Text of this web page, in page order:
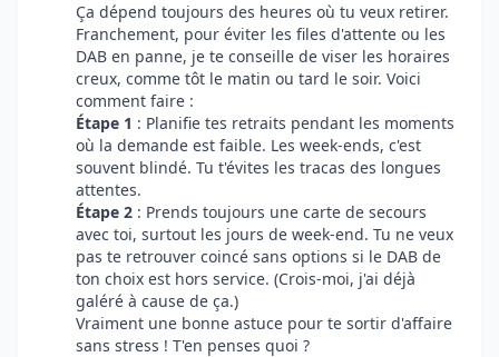
Ça dépend toujours des heures où tu veux retirer.
Franchement, pour éviter les files d'attente ou les
DAB en panne, je te conseille de viser les horaires
creux, comme tôt le matin ou tard le soir. Voici
comment faire :
Étape 1 : Planifie tes retraits pendant les moments
où la demande est faible. Les week-ends, c'est
souvent blindé. Tu t'évites les tracas des longues
attentes.
Étape 2 : Prends toujours une carte de secours
avec toi, surtout les jours de week-end. Tu ne veux
pas te retrouver coincé sans options si le DAB de
ton choix est hors service. (Crois-moi, j'ai déjà
galéré à cause de ça.)
Vraiment une bonne astuce pour te sortir d'affaire
sans stress ! T'en penses quoi ?